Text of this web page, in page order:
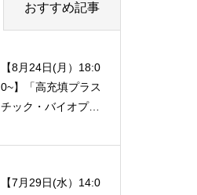
おすすめ記事
【8月24日(月）18:0
0~】「高充填プラス
チック・バイオプラ
強会のご案内
【7月29日(水）14:0
【4月27日(月)】勉強
会のご案内「J-Score
氷見トラフグ陸上養
会場が変更になりま